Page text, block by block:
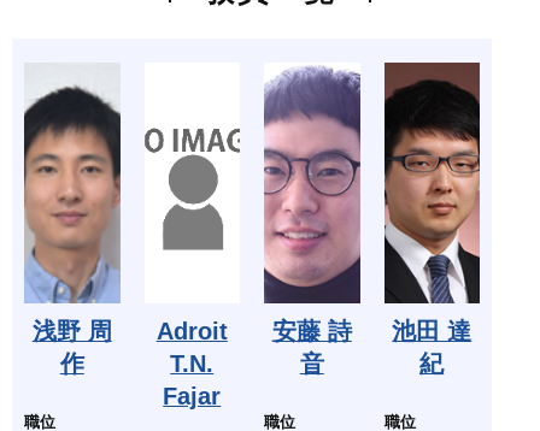
浅野 周
作
職位
Adroit
T.N.
Fajar
安藤 詩
音
職位
池田 達
紀
職位